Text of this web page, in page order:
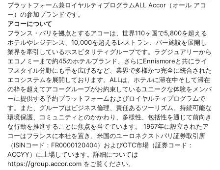
プラットフォーム兼ロイヤルティプログラムALL Accor（オール アコ
ー）の参加ブランドです。
アコーについて
フランス・パリを拠点とするアコーは、世界110ヶ国で5,800を超える
ホテルやレジデンス、10,000を超えるレストラン、バー施設を展開し
業界を牽引しているホスピタリティグループです。ラグジュアリーから
エコノミーまで約45のホテルブランド、さらにEnnismoreと共にライ
フスタイル分野にも手を広げるなど、業界で多様かつ完全に統合された
エコシステムを展開しております。ALLは、ホテルに滞在中そして滞在
の枠を超えてアコーグループがお約束しているユニークな体験をメンバ
ーに提供する予約プラットフォームおよびロイヤルティプログラムで
す。また、グループはビジネス倫理、責任あるツーリズム、持続可能な
環境保護、コミュニティとのかかわり、多様性、包括性を通じて前向き
な行動を推進することに焦点を当てています。 1967年に設立されたア
コーはフランスに本社を置き、米国のユーロネクストパリ証券取引所
（ISINコード：FR0000120404）およびOTC市場（証券コード：
ACCYY）に上場しています。詳細については
https://group.accor.com をご覧ください。